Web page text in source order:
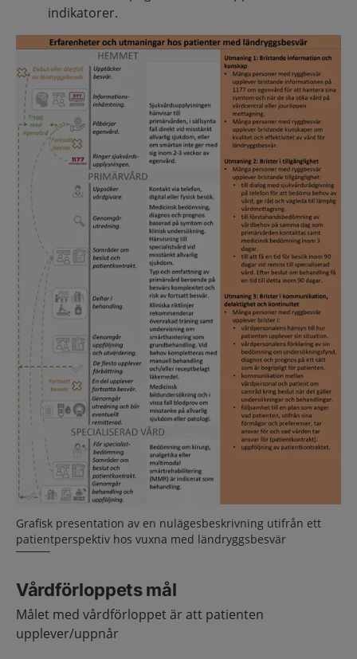
indikatorer.
Grafisk presentation av en nulägesbeskrivning utifrån ett
patientperspektiv hos vuxna med ländryggsbesvär
Vårdförloppets mål
Målet med vårdförloppet är att patienten
upplever/uppnår